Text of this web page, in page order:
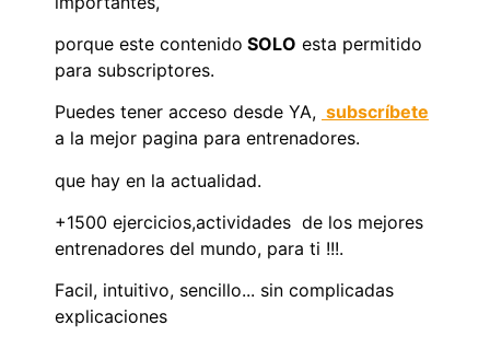
porque este contenido SOLO esta permitido
para subscriptores.
Puedes tener acceso desde YA, subscríbete
a la mejor pagina para entrenadores.
que hay en la actualidad.
+1500 ejercicios,actividades de los mejores
entrenadores del mundo, para ti !!!.
Facil, intuitivo, sencillo... sin complicadas
explicaciones